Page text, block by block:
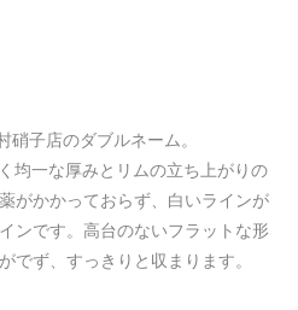
子店のダブルネーム。
均一な厚みとリムの立ち上がりの
がかかっておらず、白いラインが
ンです。高台のないフラットな形
でず、すっきりと収まります。